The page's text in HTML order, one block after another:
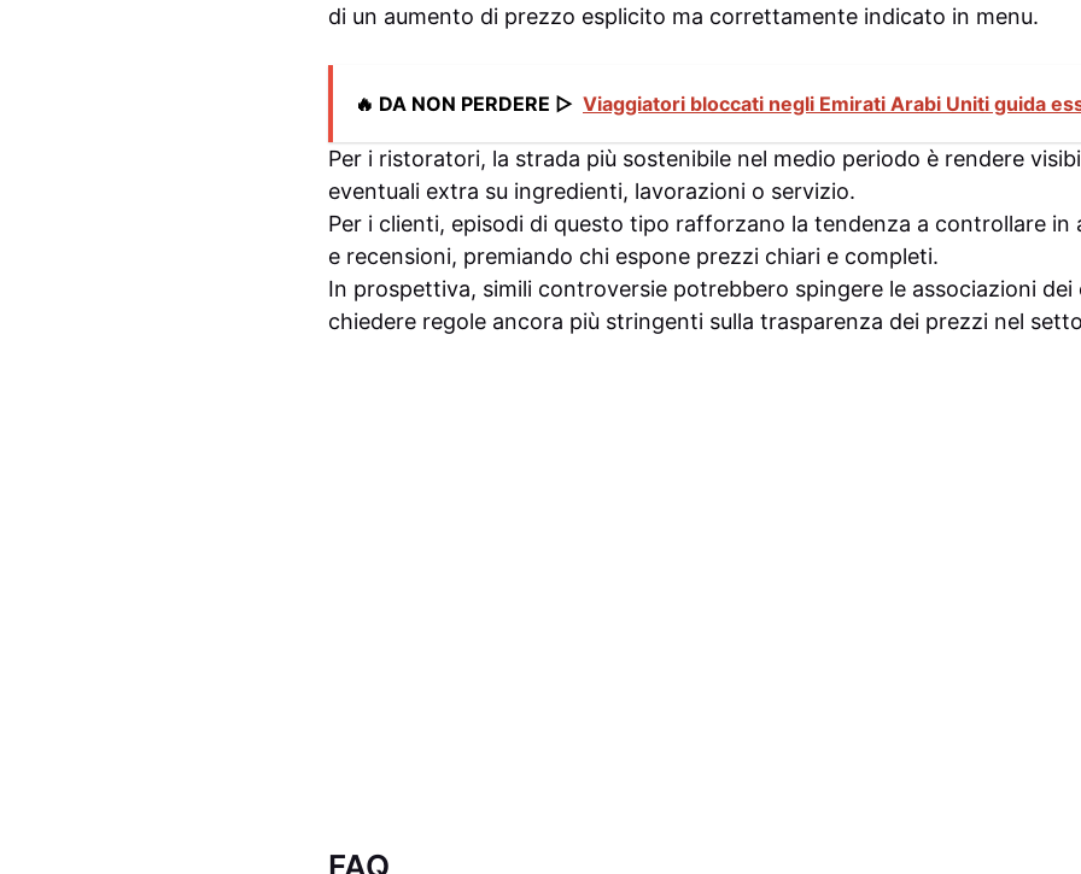
di un aumento di prezzo esplicito ma correttamente indicato in menu.
🔥 DA NON PERDERE ▷ Viaggiatori bloccati negli Emirati Arabi Uniti guida
Per i ristoratori, la strada più sostenibile nel medio periodo è rendere
eventuali extra su ingredienti, lavorazioni o servizio.
Per i clienti, episodi di questo tipo rafforzano la tendenza a controllare in
e recensioni, premiando chi espone prezzi chiari e completi.
In prospettiva, simili controversie potrebbero spingere le associazioni dei
chiedere regole ancora più stringenti sulla trasparenza dei prezzi nel
FAQ